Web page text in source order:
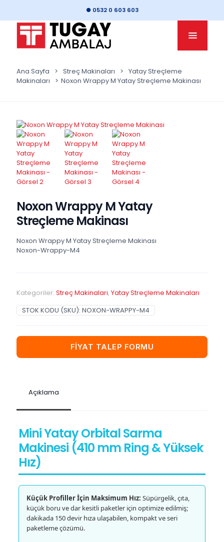
● 0532 0 603 603
Ana Sayfa > Streç Makinaları > Yatay Streçleme
Makinaları
> Noxon Wrappy M Yatay Streçleme Makinası
Noxon Wrappy M Yatay
Streçleme Makinası
Noxon Wrappy M Yatay Streçleme Makinası
Noxon-Wrappy-M4
Kategoriler: Streç Makinaları, Yatay Streçleme Makinaları
STOK KODU (SKU): NOXON-WRAPPY-M4
FİYAT TALEP FORMU
Açıklama
Mini Yatay Orbital Sarma
Makinesi (410 mm Ring & Yüksek
Hız)
Küçük Profiller İçin Maksimum Hız: Süpürgelik, çıta,
küçük boru ve dar kesitli paketler için optimize edilmiş;
dakikada 150 devir hıza ulaşabilen, kompakt ve seri
paketleme çözümü.